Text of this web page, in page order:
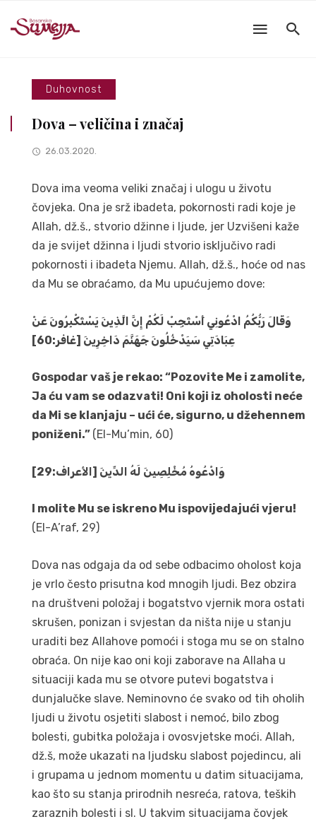
Duhovnost
Dova – veličina i značaj
26.03.2020.
Dova ima veoma veliki značaj i ulogu u životu
čovjeka. Ona je srž ibadeta, pokornosti radi koje je
Allah, dž.š., stvorio džinne i ljude, jer Uzvišeni kaže
da je svijet džinna i ljudi stvorio isključivo radi
pokornosti i ibadeta Njemu. Allah, dž.š., hoće od nas
da Mu se obraćamo, da Mu upućujemo dove:
وَقَالَ رَبُّكُمُ ادْعُونِي أَسْتَجِبْ لَكُمْ إِنَّ الَّذِينَ يَسْتَكْبِرُونَ عَنْ
عِبَادَتِي سَيَدْخُلُونَ جَهَنَّمَ دَاخِرِينَ [غافر:60]
Gospodar vaš je rekao: “Pozovite Me i zamolite,
Ja ću vam se odazvati! Oni koji iz oholosti neće
da Mi se klanjaju – ući će, sigurno, u džehennem
poniženi.” (El-Mu’min, 60)
وَادْعُوهُ مُخْلِصِينَ لَهُ الدِّينَ [الأعراف:29]
I molite Mu se iskreno Mu ispovijedajući vjeru!
(El-A’raf, 29)
Dova nas odgaja da od sebe odbacimo oholost koja
je vrlo često prisutna kod mnogih ljudi. Bez obzira
na društveni položaj i bogatstvo vjernik mora ostati
skrušen, ponizan i svjestan da ništa nije u stanju
uraditi bez Allahove pomoći i stoga mu se on stalno
obraća. On nije kao oni koji zaborave na Allaha u
situaciji kada mu se otvore putevi bogatstva i
dunjalučke slave. Neminovno će svako od tih oholih
ljudi u životu osjetiti slabost i nemoć, bilo zbog
bolesti, gubitka položaja i ovosvjetske moći. Allah,
dž.š, može ukazati na ljudsku slabost pojedincu, ali
i grupama u jednom momentu u datim situacijama,
kao što su stanja prirodnih nesreća, ratova, teških
zaraznih bolesti i sl. U takvim situacijama čovjek